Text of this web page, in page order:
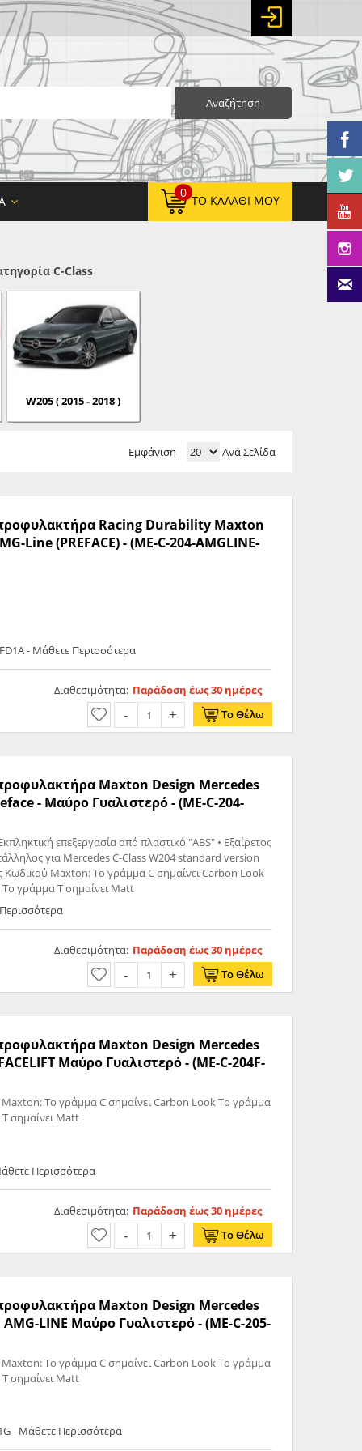
Αναζήτηση
0
ΤΟ ΚΑΛΆΘΙ ΜΟΥ
C-Class
W205 ( 2015 - 2018 )
Εμφάνιση Ανά Σελίδα
Racing Durability Maxton
Line (PREFACE) - (ME-C-204-AMGLINE-
- Μάθετε Περισσότερα
Διαθεσιμότητα: Παράδοση έως 30 ημέρες
Το Θέλω
Maxton Design Mercedes
- Μαύρο Γυαλιστερό - (ME-C-204-
επεξεργασία από πλαστικό "ABS" • Εξαίρετος
για Mercedes C-Class W204 standard version
Κωδικού Maxton: Το γράμμα C σημαίνει Carbon Look
γράμμα T σημαίνει Matt
Διαθεσιμότητα: Παράδοση έως 30 ημέρες
Το Θέλω
Maxton Design Mercedes
Μαύρο Γυαλιστερό - (ME-C-204F-
Maxton: Το γράμμα C σημαίνει Carbon Look Το γράμμα
σημαίνει Matt
Περισσότερα
Διαθεσιμότητα: Παράδοση έως 30 ημέρες
Το Θέλω
Maxton Design Mercedes
AMG-LINE Μαύρο Γυαλιστερό - (ME-C-205-
Maxton: Το γράμμα C σημαίνει Carbon Look Το γράμμα
σημαίνει Matt
- Μάθετε Περισσότερα